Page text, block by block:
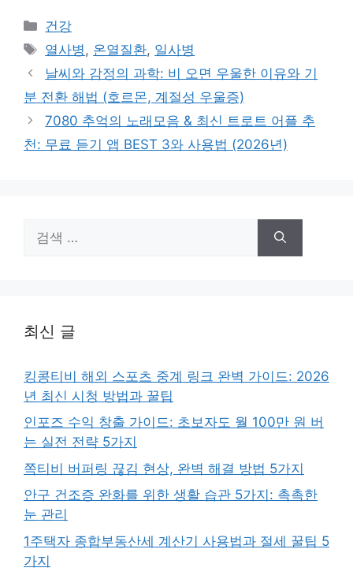
카
테
리
건강
태
그
열사병 , 온열질환, 일사병
날씨와 감정의 과학: 비 오면 우울한 이유와 기
분 전환 해법 (호르몬, 계절성 우울증)
7080 추억의 노래모음 & 최신 트로트 어플 추
천: 무료 듣기 앱 BEST 3와 사용법 (2026년)
색:
최신 글
킹콩티비 해외 스포츠 중계 링크 완벽 가이드: 2026
년 최신 시청 방법과 꿀팁
인포즈 수익 창출 가이드: 초보자도 월 100만 원 버
는 실전 전략 5가지
쪽티비 버퍼링 끊김 현상, 완벽 해결 방법 5가지
안구 건조증 완화를 위한 생활 습관 5가지: 촉촉한
눈 관리
1주택자 종합부동산세 계산기 사용법과 절세 꿀팁 5
가지